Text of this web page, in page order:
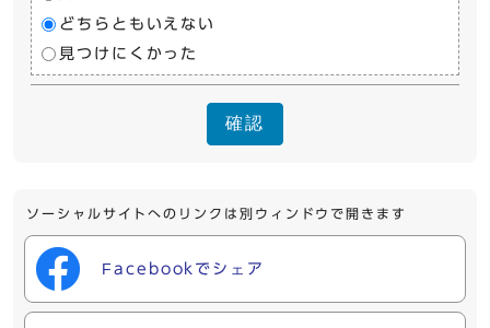
どちらともいえない
見つけにくかった
確認
ソーシャルサイトへのリンクは別ウィンドウで開きます
Facebookでシェア